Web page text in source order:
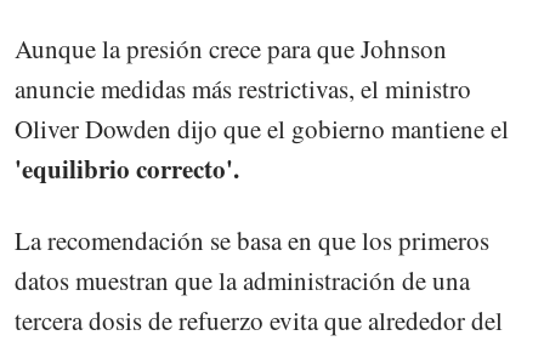
Aunque la presión crece para que Johnson
anuncie medidas más restrictivas, el ministro
Oliver Dowden dijo que el gobierno mantiene el
'equilibrio correcto'.
La recomendación se basa en que los primeros
datos muestran que la administración de una
tercera dosis de refuerzo evita que alrededor del